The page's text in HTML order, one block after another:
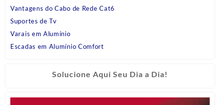
Vantagens do Cabo de Rede Cat6
Suportes de Tv
Varais em Alumínio
Escadas em Alumínio Comfort
Solucione Aqui Seu Dia a Dia!